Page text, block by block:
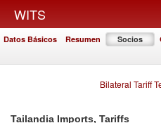
WITS
Datos Básicos Resumen Socios
Bilateral Tariff
Tailandia Imports, Tariffs